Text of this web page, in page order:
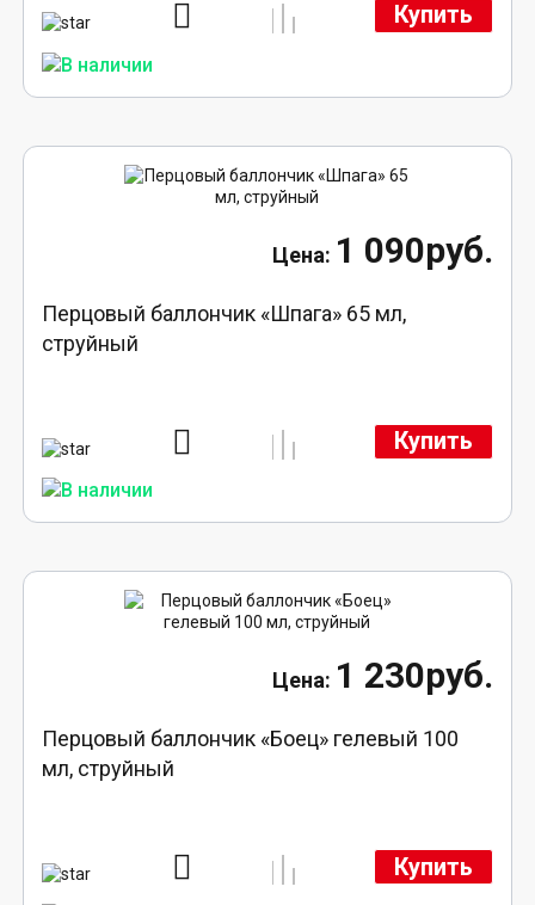
Купить
1 090руб.
Перцовый баллончик «Шпага» 65 мл,
струйный
Купить
1 230руб.
Перцовый баллончик «Боец» гелевый 100
мл, струйный
Купить